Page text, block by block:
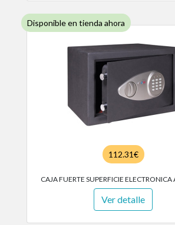
Disponible en tienda ahora
112.31€
CAJA FUERTE SUPERFICIE
Ver detalle